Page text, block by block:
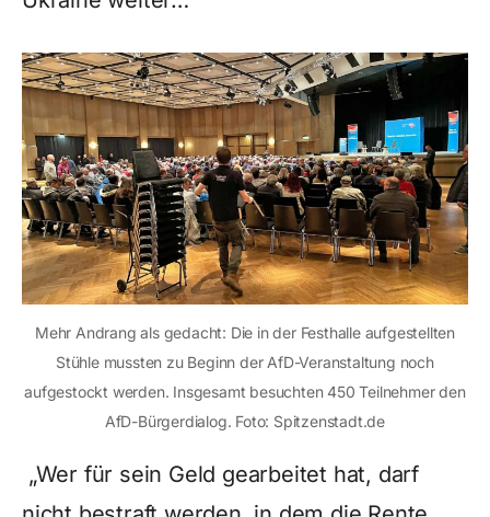
Mehr Andrang als gedacht: Die in der Festhalle aufgestellten
Stühle mussten zu Beginn der AfD-Veranstaltung noch
aufgestockt werden. Insgesamt besuchten 450 Teilnehmer den
AfD-Bürgerdialog. Foto: Spitzenstadt.de
„Wer für sein Geld gearbeitet hat, darf